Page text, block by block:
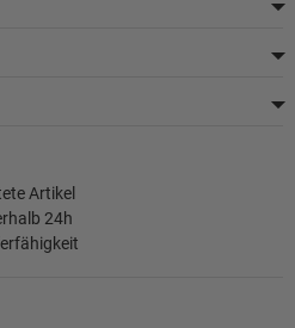
Artikel
24h